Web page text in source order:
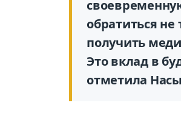
обратиться
получить
Это вклад в
отметила